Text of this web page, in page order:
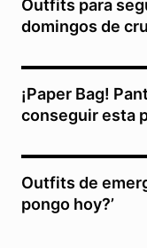
Outfits para
domingos de
¡Paper Bag!
conseguir esta
Outfits de
pongo hoy?’